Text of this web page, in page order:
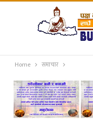
Home समाचार